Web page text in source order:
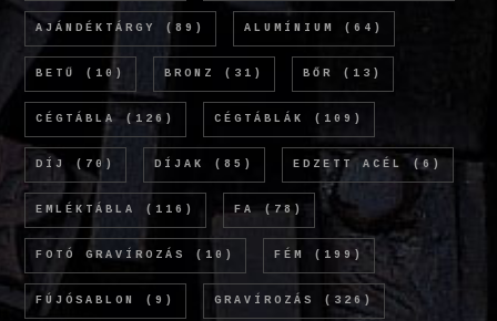
AJÁNDÉKTÁRGY (89) ALUMÍNIUM (64)
BETŰ (10) BRONZ (31) BŐR (13)
CÉGTÁBLA (126) CÉGTÁBLÁK (109)
DÍJ (70) DÍJAK (85) EDZETT ACÉL (6)
EMLÉKTÁBLA (116) FA (78)
FOTÓ GRAVÍROZÁS (10) FÉM (199)
FÚJÓSABLON (9) GRAVÍROZÁS (326)